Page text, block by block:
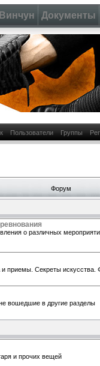
Винчун Документы
Пользователи Группы
Форум
о различных
приемы. Секреты искусства.
вошедшие в другие разделы
и прочих вещей